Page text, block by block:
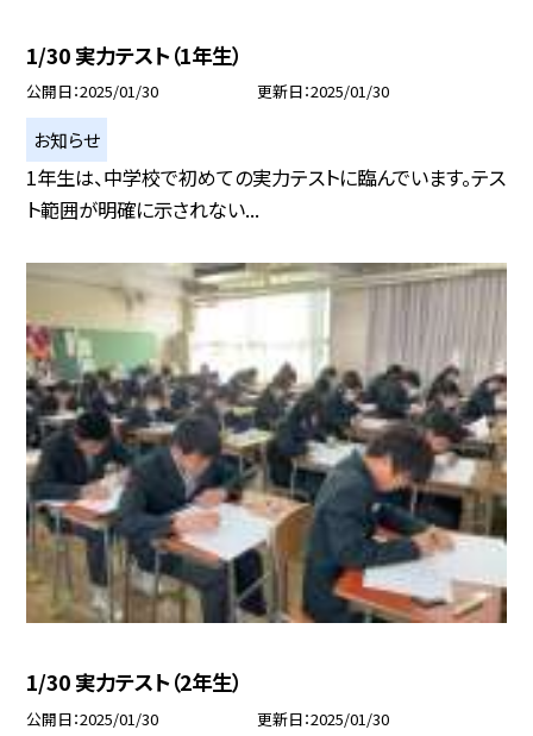
1/30 実力テスト（1年生）
公開日 2025/01/30 更新日 2025/01/30
お知らせ
1年生は、中学校で初めての実力テストに臨んでいます。テス
ト範囲が明確に示されない...
1/30 実力テスト（2年生）
公開日 2025/01/30 更新日 2025/01/30